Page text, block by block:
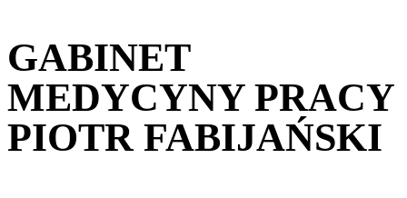
GABINET
MEDYCYNY PRACY
PIOTR FABIJAŃSKI